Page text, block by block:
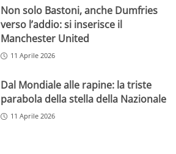
Non solo Bastoni, anche Dumfries
verso l’addio: si inserisce il
Manchester United
11 Aprile 2026
Dal Mondiale alle rapine: la triste
parabola della stella della Nazionale
11 Aprile 2026